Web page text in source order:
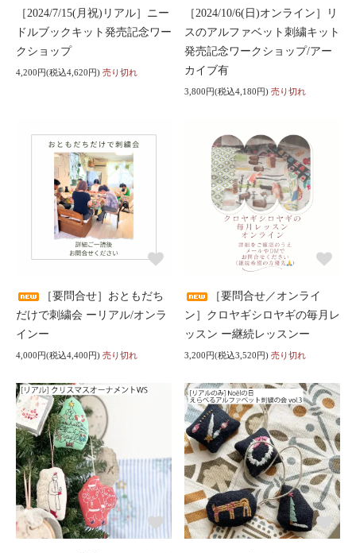
［2024/7/15(月祝)リアル］ニー
ドルブックキット発売記念ワー
クショップ
4,200円(税込4,620円) 売り切れ
［2024/10/6(日)オンライン］リ
スのアルファベット刺繍キット
発売記念ワークショップ/アー
カイブ有
3,800円(税込4,180円) 売り切れ
［要問合せ］おともだち
だけで刺繍会 ーリアル/オンラ
インー
4,000円(税込4,400円) 売り切れ
［要問合せ／オンライ
ン］クロヤギシロヤギの毎月レ
ッスン ー継続レッスンー
3,200円(税込3,520円) 売り切れ